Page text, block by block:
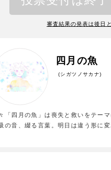
審査結果の発表は後日
四月の魚
(シガツノサカナ)
「四月の魚」は喪失と救いをテー
の音、綴る言葉。明日は違う形に